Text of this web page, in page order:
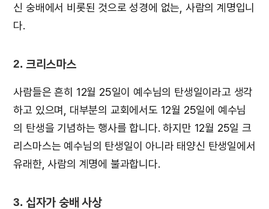
신 숭배에서 비롯된 것으로 성경에 없는, 사람의 계명입니
다.
2. 크리스마스
사람들은 흔히 12월 25일이 예수님의 탄생일이라고 생각
하고 있으며, 대부분의 교회에서도 12월 25일에 예수님
의 탄생을 기념하는 행사를 합니다. 하지만 12월 25일 크
리스마스는 예수님의 탄생일이 아니라 태양신 탄생일에서
유래한, 사람의 계명에 불과합니다.
3. 십자가 숭배 사상